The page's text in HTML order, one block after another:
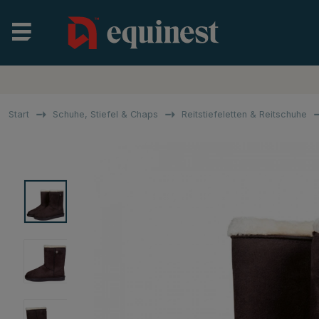
Start Schuhe, Stiefel & Chaps Reitstiefeletten & Reitschuhe